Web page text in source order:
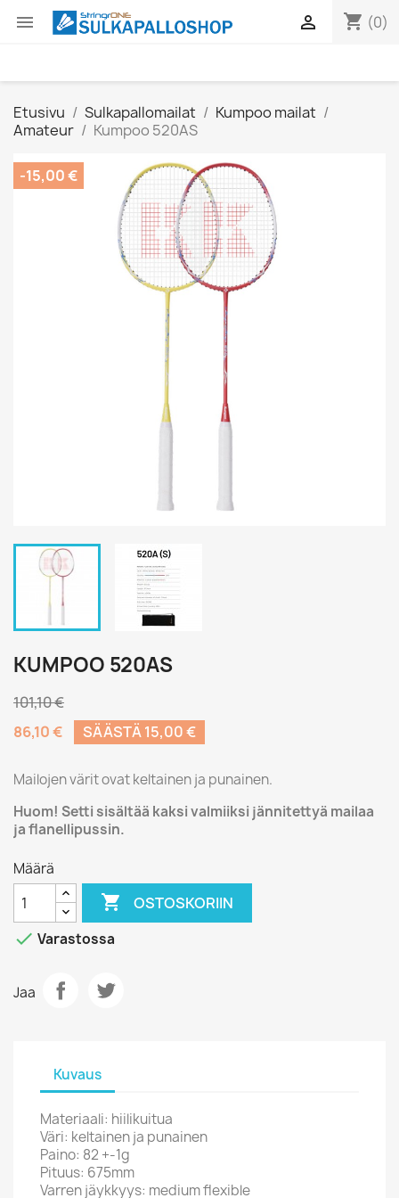
 shopping_cart (0)

Etusivu Sulkapallomailat
Kumpoo mailat
Amateur
Kumpoo 520AS
-15,00 €
KUMPOO 520AS
101,10 €
86,10 €
SÄÄSTÄ 15,00 €
Mailojen värit ovat keltainen ja punainen.
Huom! Setti sisältää kaksi valmiiksi jännitettyä mailaa
ja flanellipussin.
Määrä
 OSTOSKORIIN
 Varastossa
Jaa
Kuvaus
Materiaali: hiilikuitua
Väri: keltainen ja punainen
Paino: 82 +-1g
Pituus: 675mm
Varren jäykkyys: medium flexible